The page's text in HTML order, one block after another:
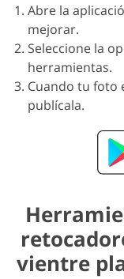
Abre la
mejorar.
Seleccione la
herramientas.
Cuando tu foto
publícala.
vientre